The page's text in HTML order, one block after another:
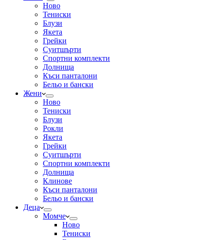
Ново
Тениски
Блузи
Якета
Грейки
Суитшърти
Спортни комплекти
Долнища
Къси панталони
Бельо и бански
Жени
Ново
Тениски
Блузи
Рокли
Якета
Грейки
Суитшърти
Спортни комплекти
Долнища
Клинове
Къси панталони
Бельо и бански
Деца
Момче
Ново
Тениски